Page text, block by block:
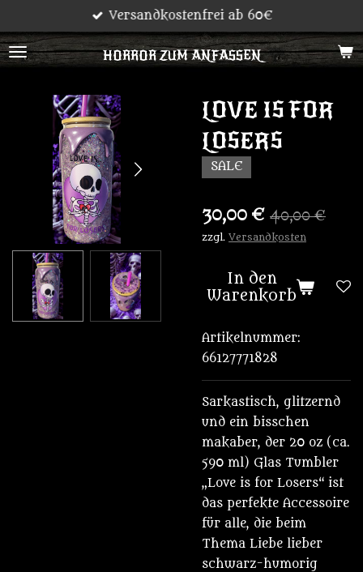
Hauptinhalt
springen
HORROR ZUM ANFASSEN
Versandkostenfrei ab 60€
LOVE IS FOR
LOSERS
SALE
30,00 € 40,00 €
zzgl. Versandkosten
In den
Warenkorb
Artikelnummer:
66127771828
Sarkastisch, glitzernd
und ein bisschen
makaber, der 20 oz (ca.
590 ml) Glas Tumbler
„Love is for Losers“ ist
das perfekte Accessoire
für alle, die beim
Thema Liebe lieber
schwarz-humorig